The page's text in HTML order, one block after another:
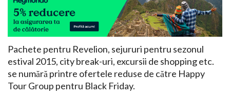
Pachete pentru Revelion, sejururi pentru sezonul
estival 2015, city break-uri, excursii de shopping etc.
se numără printre ofertele reduse de către Happy
Tour Group pentru Black Friday.